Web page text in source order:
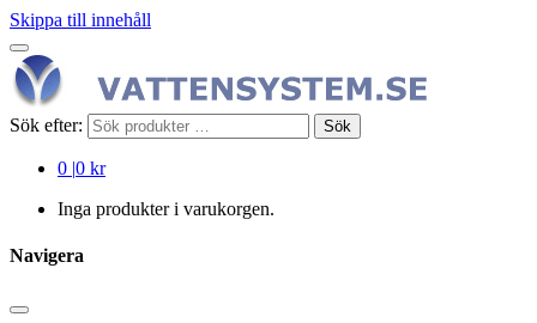
Skippa till innehåll
Sök efter: Sök
0 |0 kr
Inga produkter i varukorgen.
Navigera